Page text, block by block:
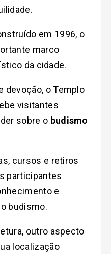
em 1996, o
marco
da cidade.
devoção, o Templo
visitantes
sobre o budismo
cursos e retiros
participantes
e
budismo.
outro aspecto
localização